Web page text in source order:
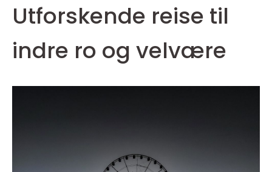
Utforskende reise til
indre ro og velvære